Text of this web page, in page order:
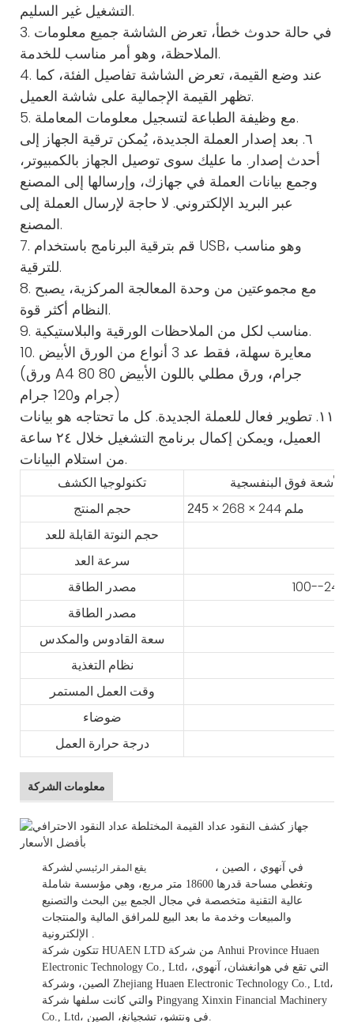
التشغيل غير السليم.
3. في حالة حدوث خطأ، تعرض الشاشة جميع معلومات
الملاحظة، وهو أمر مناسب للخدمة.
4. عند وضع القيمة، تعرض الشاشة تفاصيل الفئة، كما
تظهر القيمة الإجمالية على شاشة العميل.
5. مع وظيفة الطباعة لتسجيل معلومات المعاملة.
٦. بعد إصدار العملة الجديدة، يُمكن ترقية الجهاز إلى
أحدث إصدار. ما عليك سوى توصيل الجهاز بالكمبيوتر،
وجمع بيانات العملة في جهازك، وإرسالها إلى المصنع
عبر البريد الإلكتروني. لا حاجة لإرسال العملة إلى
المصنع.
7. قم بترقية البرنامج باستخدام USB، وهو مناسب
للترقية.
8. مع مجموعتين من وحدة المعالجة المركزية، يصبح
النظام أكثر قوة.
9. مناسب لكل من الملاحظات الورقية والبلاستيكية.
10. معايرة سهلة، فقط عد 3 أنواع من الورق الأبيض
(ورق A4 80 جرام، ورق مطلي باللون الأبيض 80
جرام و120 جرام)
١١. تطوير فعال للعملة الجديدة. كل ما تحتاجه هو بيانات
العميل، ويمكن إكمال برنامج التشغيل خلال ٢٤ ساعة
من استلام البيانات.
تكنولوجيا الكشف
حجم المنتج 245
× 268 × 244 ملم
حجم النوتة القابلة للعد
سرعة العد
مصدر الطاقة
مصدر الطاقة
سعة القادوس والمكدس
نظام التغذية
وقت العمل المستمر
ضوضاء
درجة حرارة العمل
معلومات الشركة
يقع المقر الرئيسي في آنهوي ، الصين ،
وتغطي مساحة قدرها 18600 متر مربع، وهي
مؤسسة شاملة
عالية التقنية متخصصة في مجال الجمع بين البحث والتصنيع
والمبيعات وخدمة ما بعد البيع للمرافق المالية والمنتجات
تتكون شركة HUAEN LTD من شركة Anhui Province Huaen
Electronic Technology Co., Ltd، التي تقع في هوانغشان، آنهوي،
الصين، وشركة Zhejiang Huaen Electronic Technology Co., Ltd،
والتي كانت سلفها شركة Pingyang Xinxin Financial Machinery